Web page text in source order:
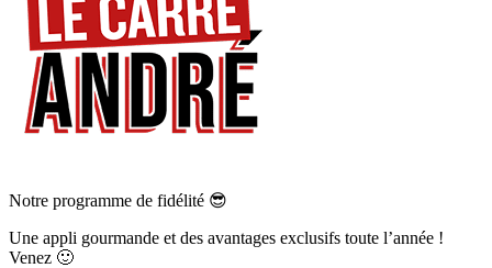
Notre programme de fidélité 😎
Une appli gourmande et des avantages exclusifs toute l’année !
Venez 🙂